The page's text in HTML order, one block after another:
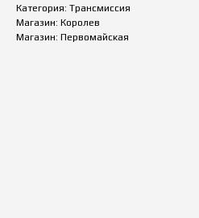
Категория: Трансмиссия
Магазин: Королев
Магазин: Первомайская